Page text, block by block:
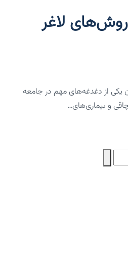
لاغر
از دغدغه‌های مهم در جامعه
و بیماری‌های…